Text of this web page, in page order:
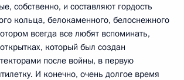
собственно, и составляют гордость
кольца, белокаменного, белоснежного
всегда все любят вспоминать,
который был создан
после войны, в первую
И конечно, очень долгое время